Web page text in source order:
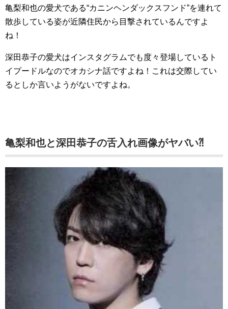
亀梨和也の愛犬である“カニンヘンダックスフンド”を連れて
散歩している姿が近隣住民から目撃されているんですよ
ね！
深田恭子の愛犬はインスタグラムでも度々登場しているト
イプードルなのでオカシナ話ですよね！これは交際してい
るとしか言いようがないですよね。
亀梨和也と深田恭子の舌入れ画像がヤバい⁈